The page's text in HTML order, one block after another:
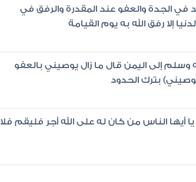
في الجدة والعفو عند المقدرة والرفق في
إلا رفق الله به يوم القيامة
وسلم إلى اليمن قال ما زال يوصيني بالعفو
بترك الحدود
أيها الناس من كان له على الله أجر فليقم فلا